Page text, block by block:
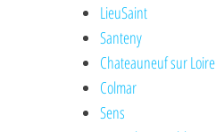
LieuSaint
Santeny
Chateauneuf sur Loire
Colmar
Sens